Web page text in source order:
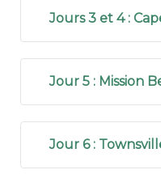
Jours 3 et 4 :
Jour 5 : Mission
Jour 6 :